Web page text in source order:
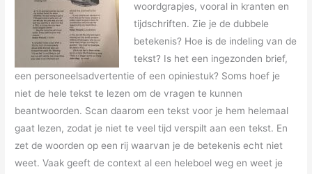
woordgrapjes, vooral in kranten en
tijdschriften. Zie je de dubbele
betekenis? Hoe is de indeling van de
tekst? Is het een ingezonden brief,
een personeelsadvertentie of een opiniestuk? Soms hoef je
niet de hele tekst te lezen om de vragen te kunnen
beantwoorden. Scan daarom een tekst voor je hem helemaal
gaat lezen, zodat je niet te veel tijd verspilt aan een tekst. En
zet de woorden op een rij waarvan je de betekenis echt niet
weet. Vaak geeft de context al een heleboel weg en weet je